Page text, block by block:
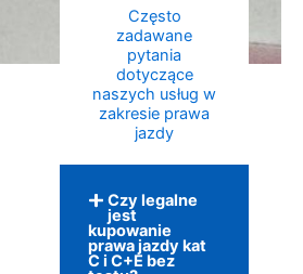
Często
zadawane
pytania
dotyczące
naszych usług w
zakresie prawa
jazdy
Czy legalne
jest
kupowanie
prawa jazdy kat
C i C+E bez